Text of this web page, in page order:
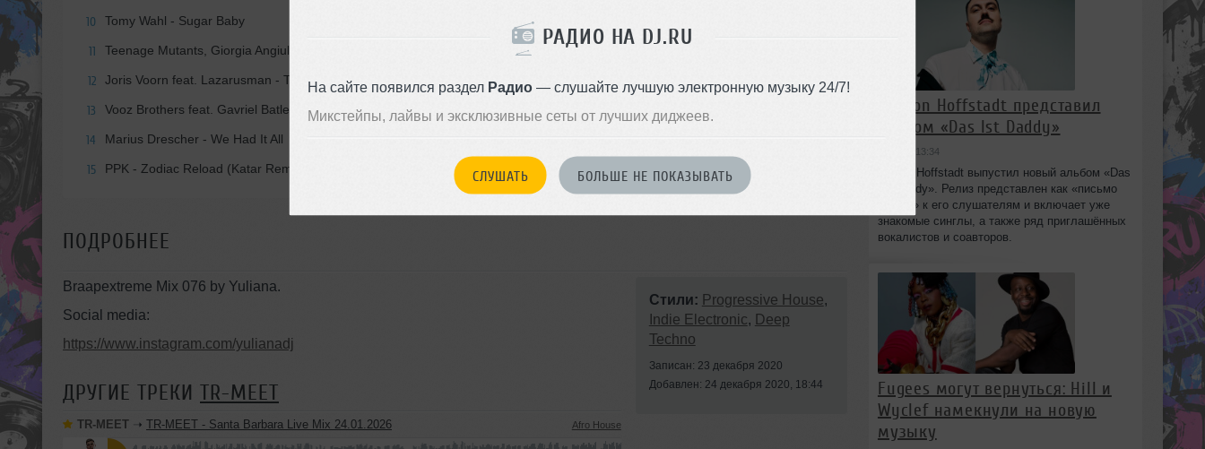
РАДИО НА DJ.RU
На сайте появился раздел Радио— слушайте лучшую электронную музыку 24/7!
Микстейпы, лайвы и эксклюзивные сеты от лучших диджеев.
СЛУШАТЬ БОЛЬШЕ НЕ ПОКАЗЫВАТЬ
10 Tomy Wahl - Sugar Baby
11 Teenage Mutants, Giorgia Angiuli - What We Think (Lunar Plane Remix)
12 Joris Voorn feat. Lazarusman - This City (Olivier Giacomotto Remix)
13 Vooz Brothers feat. Gavriel Batler - Bored
14 Marius Drescher - We Had It All
15 PPK - Zodiac Reload (Katar Remix)
ПОДРОБНЕЕ
Braapextreme Mix 076 by Yuliana.
Social media:
https://www.instagram.com/yulianadj
ДРУГИЕ ТРЕКИ TR-MEET
TR-MEET ➝ TR-MEET - Santa Barbara Live Mix 24.01.2026 Afro House
Стили: Progressive House,
Indie Electronic, Deep
Techno
Записан: 23 декабря 2020
Добавлен: 24 декабря 2020, 18:44
Marlon Hoffstadt представил
альбом «Das Ist Daddy»
вчера в 13:34
Marlon Hoffstadt выпустил новый альбом «Das
Ist Daddy». Релиз представлен как «письмо
любви» к его слушателям и включает уже
знакомые синглы, а также ряд приглашённых
вокалистов и соавторов.
Fugees могут вернуться: Hill и
Wyclef намекнули на новую
музыку